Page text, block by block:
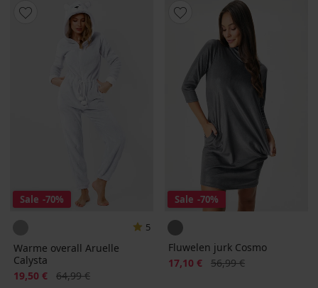
Sale -70%
5
Warme overall Aruelle
Calysta
Korting
19,50 € Oorspronkelijke prijs
64,99 €
Sale -70%
Fluwelen jurk Cosmo
Korting
17,10 € Oorspronkelijke prijs
56,99 €